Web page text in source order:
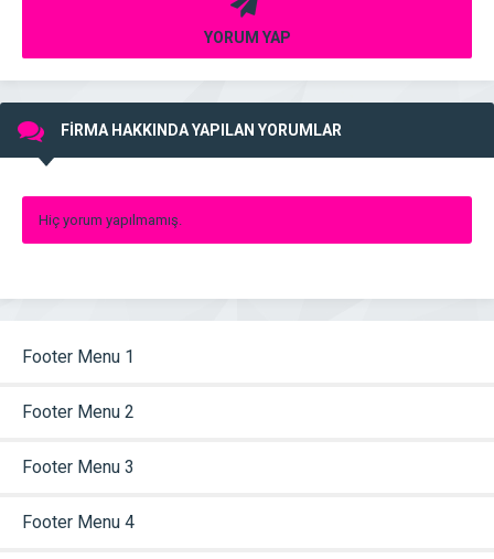
YORUM YAP
FİRMA HAKKINDA YAPILAN YORUMLAR
Hiç yorum yapılmamış.
Footer Menu 1
Footer Menu 2
Footer Menu 3
Footer Menu 4